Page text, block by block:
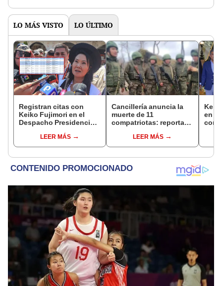
LO MÁS VISTO LO ÚLTIMO
Registran citas con
Keiko Fujimori en el
Despacho Presidencial
LEER MÁS
Cancillería anuncia la
muerte de 11
compatriotas: reportan
capturados por Ucrania
LEER MÁS
en
con